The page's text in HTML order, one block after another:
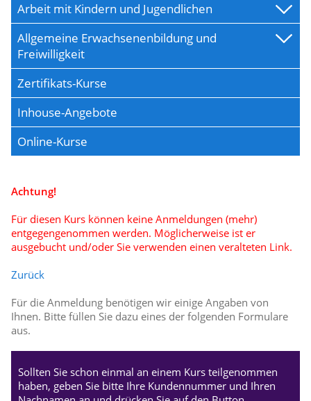
Arbeit mit Kindern und Jugendlichen
Allgemeine Erwachsenenbildung und
Freiwilligkeit
Zertifikats-Kurse
Inhouse-Angebote
Online-Kurse
Achtung!
Für diesen Kurs können keine Anmeldungen (mehr)
entgegengenommen werden. Möglicherweise ist er
ausgebucht und/oder Sie verwenden einen veralteten Link.
Zurück
Für die Anmeldung benötigen wir einige Angaben von
Ihnen. Bitte füllen Sie dazu eines der folgenden Formulare
aus.
Sollten Sie schon einmal an einem Kurs teilgenommen
haben, geben Sie bitte Ihre Kundennummer und Ihren